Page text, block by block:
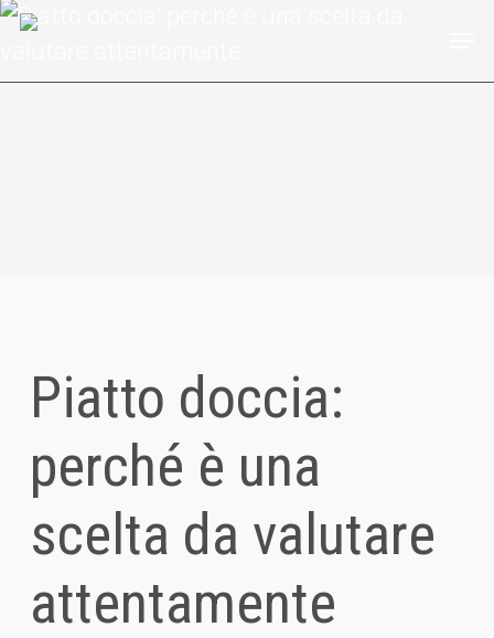
Skip
main
Piatto doccia:
perché è una
scelta da valutare
attentamente